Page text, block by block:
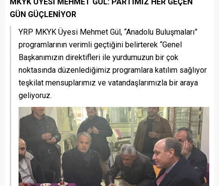
MKYK ÜYESİ MEHMET GÜL: PARTİMİZ HER GEÇEN
GÜN GÜÇLENİYOR
YRP MKYK Üyesi Mehmet Gül, “Anadolu Buluşmaları”
programlarının verimli geçtiğini belirterek “Genel
Başkanımızın direktifleri ile yurdumuzun bir çok
noktasında düzenlediğimiz programlara katılım sağlıyor
teşkilat mensuplarımız ve vatandaşlarımızla bir araya
geliyoruz.